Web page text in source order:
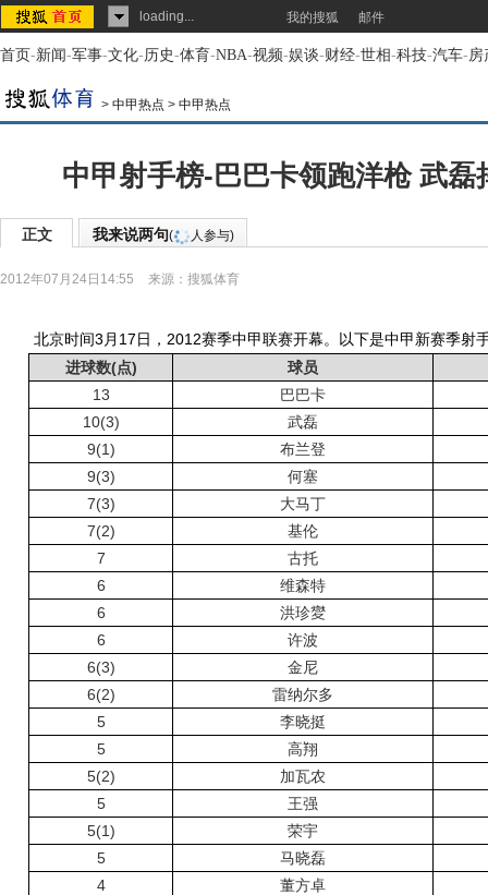
loading... 我的搜狐 邮件
首页-新闻-军事-文化-历史-体育-NBA-视频-娱谈-财经-世相-科技-汽车-房
> 中甲热点 > 中甲热点
中甲射手榜-巴巴卡领跑洋枪 武磊
正文 我来说两句( 人参与)
2012年07月24日14:55 来源： 搜狐体育
北京时间3月17日，2012赛季中甲联赛开幕。以下是中甲新赛季射
进球数(点)
球员
13
巴巴卡
10(3)
武磊
9(1)
布兰登
9(3)
何塞
7(3)
大马丁
7(2)
基伦
7
古托
6
维森特
6
洪珍夑
6
许波
6(3)
金尼
6(2)
雷纳尔多
5
李晓挺
5
高翔
5(2)
加瓦农
5
王强
5(1)
荣宇
5
马晓磊
4
董方卓